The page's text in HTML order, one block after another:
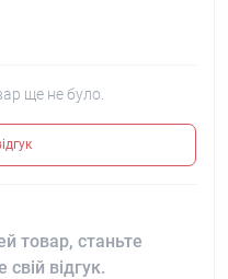
ще не було.
товар, станьте
відгук.